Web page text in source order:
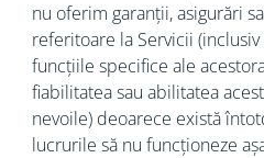
nu oferim garanții, asigurări
referitoare la Servicii
funcțiile specifice ale
fiabilitatea sau abilitatea
nevoile) deoarece există
lucrurile să nu funcționeze